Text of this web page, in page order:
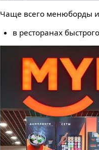
Чаще всего менюборды
в ресторанах